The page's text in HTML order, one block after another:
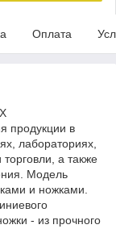
Оплата
продукции в
лабораториях,
а также
Модель
и ножками.
- из прочного